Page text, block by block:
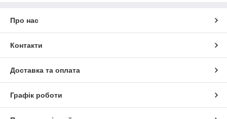
Про нас
Контакти
Доставка та оплата
Графік роботи